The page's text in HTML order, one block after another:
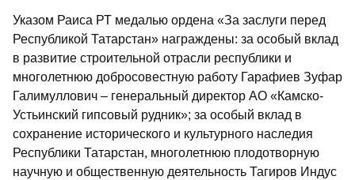
Указом Раиса РТ медалью ордена «За заслуги перед
Республикой Татарстан» награждены: за особый вклад
в развитие строительной отрасли республики и
многолетнюю добросовестную работу Гарафиев Зуфар
Галимуллович – генеральный директор АО «Камско-
Устьинский гипсовый рудник»; за особый вклад в
сохранение исторического и культурного наследия
Республики Татарстан, многолетнюю плодотворную
научную и общественную деятельность Тагиров Индус